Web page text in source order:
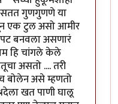
गुणगुणणे या
एक टुल असो आमीर
बनवला असणारं
हि चांगले केले
असतो .... तरी
बोलेन असे म्हणतो
खत पाणी घालू